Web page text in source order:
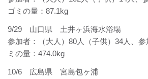
ゴミの量：87.1kg
9/29 山口県 土井ヶ浜海水浴場
参加者：（大人）80人（子供）34人、
ミの量：474.0kg
10/6 広島県 宮島包ヶ浦